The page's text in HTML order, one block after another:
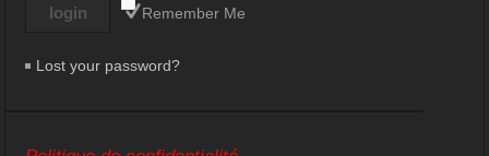
Remember Me
Lost your password?